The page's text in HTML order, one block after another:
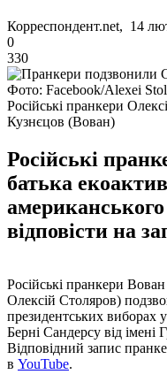
Корреспондент.net, 14
0
330
Фото: Facebook/Alexei
Російські пранкери
Кузнєцов (Вован)
Російські
батька
відповісти на
Російські пранкери
Олексій Столяров)
президентських виборах
Берні Сандерсу від імені
Відповідний запис
в YouTube.